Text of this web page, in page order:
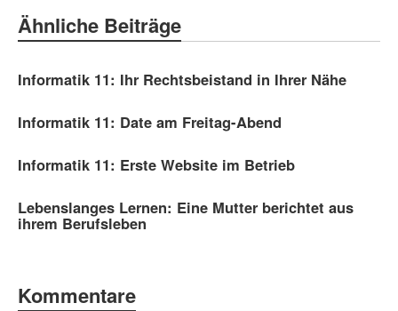
Ähnliche Beiträge
Informatik 11: Ihr Rechtsbeistand in Ihrer Nähe
Informatik 11: Date am Freitag-Abend
Informatik 11: Erste Website im Betrieb
Lebenslanges Lernen: Eine Mutter berichtet aus
ihrem Berufsleben
Kommentare